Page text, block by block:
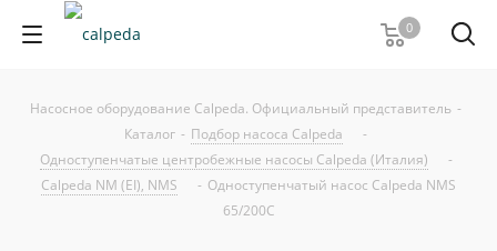
0
Насосное оборудование Calpeda. Официальный представитель -
Каталог - Подбор насоса Calpeda
-
Одноступенчатые центробежные насосы Calpeda (Италия)
-
Calpeda NM (EI), NMS
- Одноступенчатый насос Calpeda NMS
65/200C